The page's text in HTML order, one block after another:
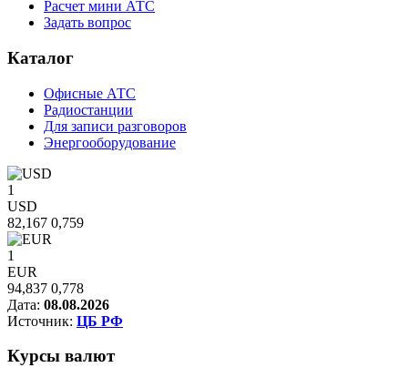
Расчет мини АТС
Задать вопрос
Каталог
Офисные АТС
Радиостанции
Для записи разговоров
Энергооборудование
1
USD
82,167 0,759
1
EUR
94,837 0,778
Дата: 08.08.2026
Источник: ЦБ РФ
Курсы валют